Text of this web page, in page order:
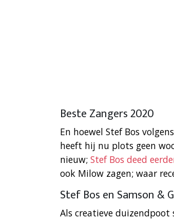
Beste Zangers 2020
En hoewel Stef Bos
heeft hij nu plots geen
nieuw; Stef Bos deed
ook Milow zagen; waar
Stef Bos en Samson &
Als creatieve duizendpoot